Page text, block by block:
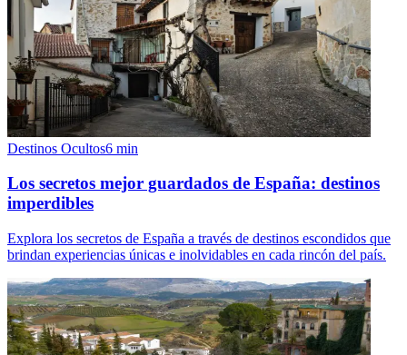
Destinos Ocultos6 min
Los secretos mejor guardados de España: destinos
imperdibles
Explora los secretos de España a través de destinos escondidos que
brindan experiencias únicas e inolvidables en cada rincón del país.